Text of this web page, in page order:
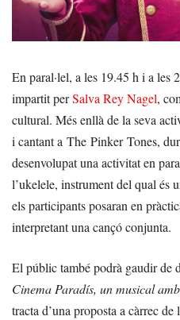
En paral·lel, a les 19.45 h i a les
impartit perSalva Rey Nagel,
cultural. Més enllà de la seva
i cantant a The Pinker Tones,
desenvolupat una activitat en
l’ukelele, instrument del qual és
els participants posaran en
interpretant una cançó conjunta.
El públic també podrà gaudir de
Cinema Paradís, un musical
tracta d’una proposta a càrrec de